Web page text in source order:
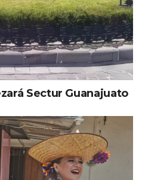
K-18 Grill
con hoteles y haciendas
tienen amplios espacios
Si vas a realizar un
Sectur Guanajuato